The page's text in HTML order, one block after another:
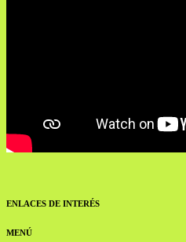
ENLACES DE INTERÉS
MENÚ